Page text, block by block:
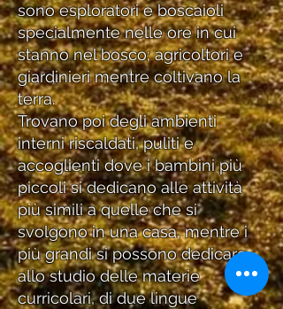
sono esploratori e boscaioli
specialmente nelle ore in cui
stanno nel bosco; agricoltori e
giardinieri mentre coltivano la
terra.
Trovano poi degli ambienti
interni riscaldati, puliti e
accoglienti dove i bambini più
piccoli si dedicano alle attività
più simili a quelle che si
svolgono in una casa, mentre i
più grandi si possono dedicare
allo studio delle materie
curricolari, di due lingue